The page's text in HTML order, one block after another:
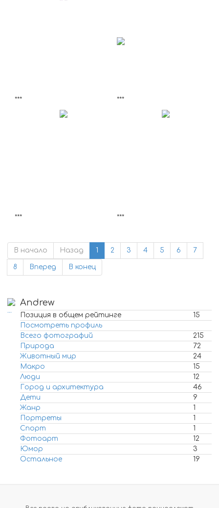
*** ***
*** ***
В начало Назад 1 2 3 4 5 6 7
8 Вперед В конец
Andrew
Позиция в общем рейтинге
15
Посмотреть профиль
Всего фотографий
215
Природа
72
Животный мир
24
Макро
15
Люди
12
Город и архитектура
46
Дети
9
Жанр
1
Портреты
1
Спорт
1
Фотоарт
12
Юмор
3
Остальное
19